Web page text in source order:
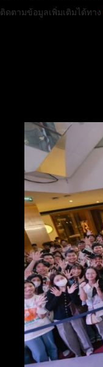
ติดตามข้อมูลเพิ่มเติมได้ทาง